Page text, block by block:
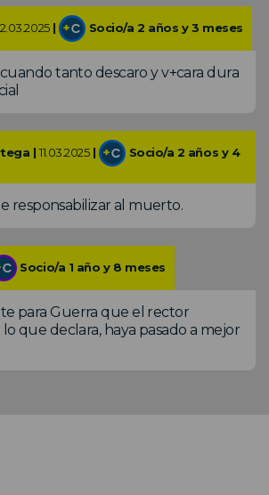
| Socio/a 2 años y 3 meses
tanto descaro y v+cara dura
| 11.03.2025|
Socio/a 2 años y 4
responsabilizar al muerto.
Socio/a 1 año y 8 meses
para Guerra que el rector
que declara, haya pasado a mejor